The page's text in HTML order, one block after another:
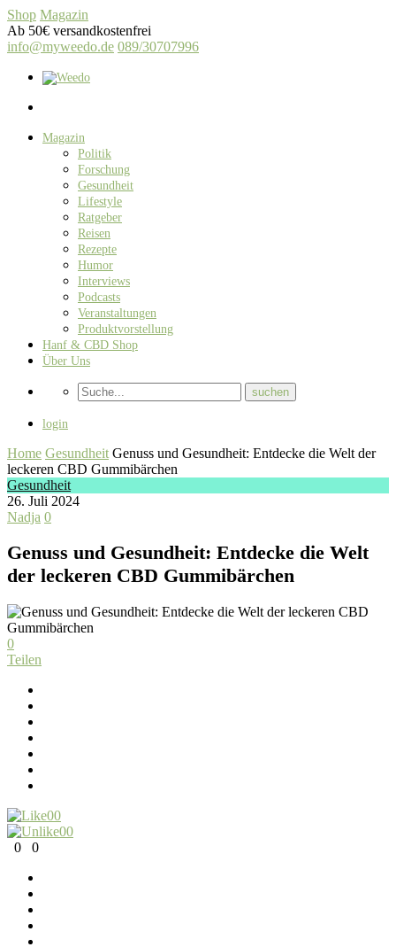
Shop Magazin
Ab 50€ versandkostenfrei
info@myweedo.de 089/30707996
Magazin
Politik
Forschung
Gesundheit
Lifestyle
Ratgeber
Reisen
Rezepte
Humor
Interviews
Podcasts
Veranstaltungen
Produktvorstellung
Hanf & CBD Shop
Über Uns
login
Home Gesundheit Genuss und Gesundheit: Entdecke die Welt der
leckeren CBD Gummibärchen
Gesundheit
26. Juli 2024
Nadja 0
Genuss und Gesundheit: Entdecke die Welt
der leckeren CBD Gummibärchen
0
Teilen
00
00
0
0